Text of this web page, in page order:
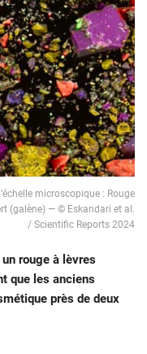
microscopique : Rouge
(galène) — © Eskandari et al.
/ Scientific Reports 2024
rouge à lèvres
que les anciens
près de deux